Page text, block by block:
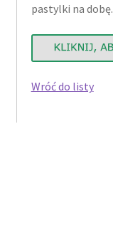
pastylki na dobę.
Wróć do listy